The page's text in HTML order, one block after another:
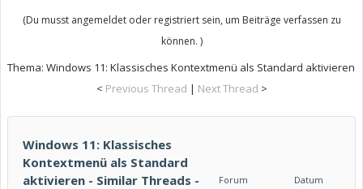
(Du musst angemeldet oder registriert sein, um Beiträge verfassen zu
können. )
Thema: Windows 11: Klassisches Kontextmenü als Standard aktivieren
< Previous Thread | Next Thread >
Windows 11: Klassisches
Kontextmenü als Standard
aktivieren - Similar Threads -
Forum Datum